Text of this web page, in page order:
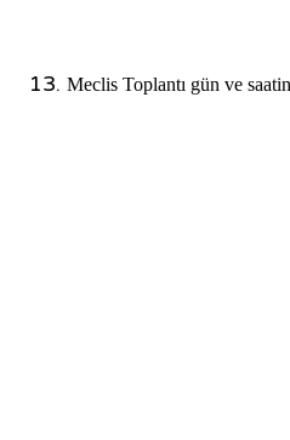
Meclis Toplantı gün ve